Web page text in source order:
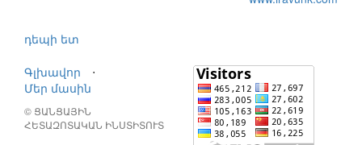
դեպի ետ
Գլխավոր
⋅
Մեր մասին
© ՑԱՆՑԱՅԻՆ
ՀԵՏԱԶՈՏԱԿԱՆ ԻՆՍՏԻՏՈՒՏ